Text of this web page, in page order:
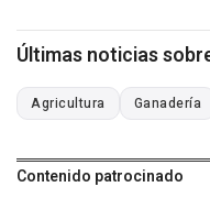
Últimas noticias
Agricultura Ganadería
Contenido patrocinado